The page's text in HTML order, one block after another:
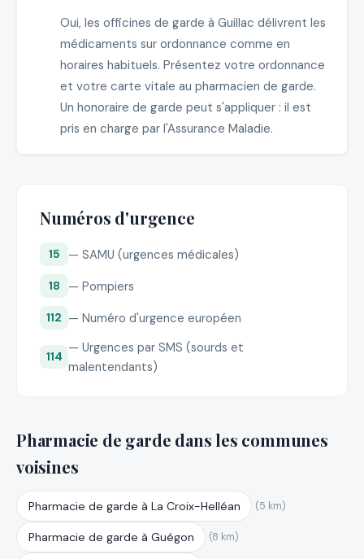
Oui, les officines de garde à Guillac délivrent les
médicaments sur ordonnance comme en
horaires habituels. Présentez votre ordonnance
et votre carte vitale au pharmacien de garde.
Un honoraire de garde peut s'appliquer : il est
pris en charge par l'Assurance Maladie.
Numéros d'urgence
15 — SAMU (urgences médicales)
18 — Pompiers
112 — Numéro d'urgence européen
114
— Urgences par SMS (sourds et
malentendants)
Pharmacie de garde dans les communes
voisines
Pharmacie de garde à La Croix-Helléan (5 km)
Pharmacie de garde à Guégon (8 km)